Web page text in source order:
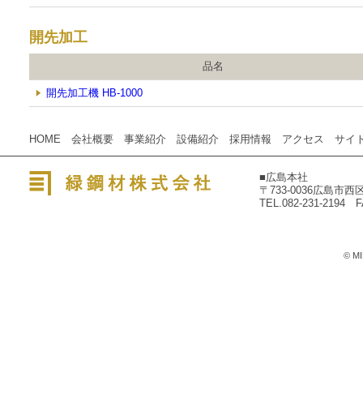
開先加工
品名
開先加工機 HB-1000
HOME 会社概要 事業紹介 設備紹介 採用情報 アクセス サイ
■広島本社
〒733-0036広島市西
TEL.082-231-2194
©